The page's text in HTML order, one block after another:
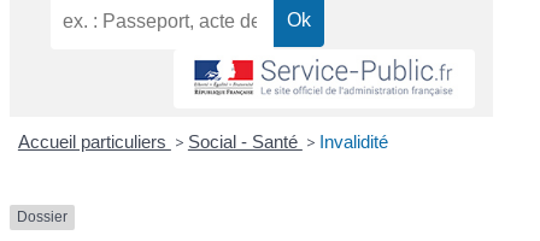
Accueil particuliers > Social - Santé > Invalidité
Dossier